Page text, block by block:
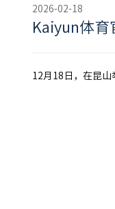
2026-02-18
Kaiyun体育
12月18日，在昆